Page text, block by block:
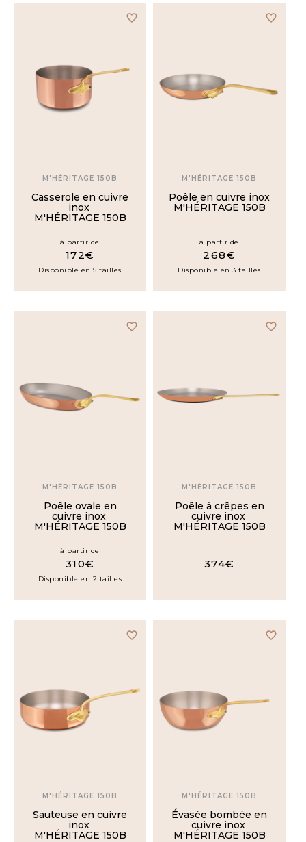
favorite_border
M'HÉRITAGE 150B
Casserole en cuivre
inox
M'HÉRITAGE 150B
à partir de
172€
Disponible en 5 tailles
favorite_border
M'HÉRITAGE 150B
Poêle en cuivre inox
M'HÉRITAGE 150B
à partir de
268€
Disponible en 3 tailles
favorite_border
M'HÉRITAGE 150B
Poêle ovale en
cuivre inox
M'HÉRITAGE 150B
à partir de
310€
Disponible en 2 tailles
favorite_border
M'HÉRITAGE 150B
Poêle à crêpes en
cuivre inox
M'HÉRITAGE 150B
374€
favorite_border
M'HÉRITAGE 150B
Sauteuse en cuivre
inox
M'HÉRITAGE 150B
favorite_border
M'HÉRITAGE 150B
Évasée bombée en
cuivre inox
M'HÉRITAGE 150B